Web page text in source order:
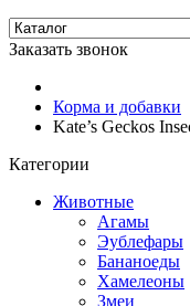
Заказать звонок
Корма и добавки
Kate’s Geckos
Категории
Животные
Агамы
Эублефары
Бананоеды
Хамелеоны
Змеи